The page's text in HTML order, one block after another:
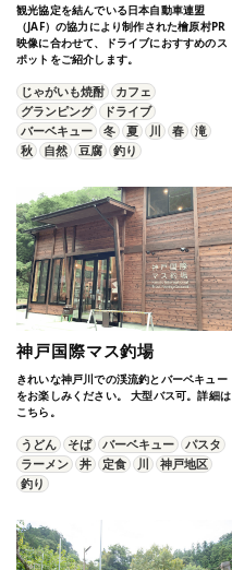
観光協定を結んでいる日本自動車連盟
（JAF）の協力により制作された檜原村PR
映像に合わせて、ドライブにおすすめのス
ポットをご紹介します。
じゃがいも焼酎
カフェ
グランピング
ドライブ
バーベキュー
冬 夏 川 春
滝
秋
自然 豆腐 釣り
神戸国際マス釣場
きれいな神戸川での渓流釣とバーベキュー
をお楽しみください。 大型バス可。詳細は
こちら。
うどん そば バーベキュー
パスタ
ラーメン
丼 定食 川
神戸地区
釣り